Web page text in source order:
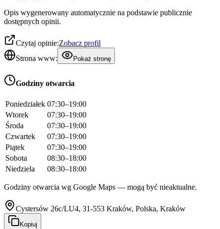
Opis wygenerowany automatycznie na podstawie publicznie
dostępnych opinii.
Czytaj opinie:Zobacz profil
Strona www:
Pokaż stronę
Godziny otwarcia
Poniedziałek 07:30–19:00
Wtorek
07:30–19:00
Środa
07:30–19:00
Czwartek
07:30–19:00
Piątek
07:30–19:00
Sobota
08:30–18:00
Niedziela
08:30–18:00
Godziny otwarcia wg Google Maps — mogą być nieaktualne.
Cystersów 26c/LU4, 31-553 Kraków, Polska, Kraków
Kopiuj